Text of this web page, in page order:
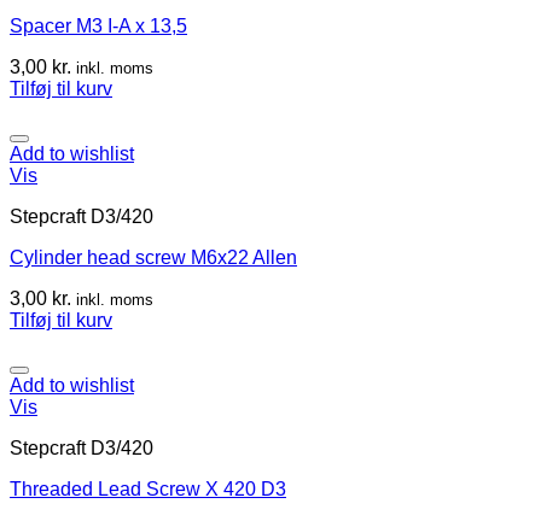
Spacer M3 I-A x 13,5
3,00 kr. inkl. moms
Tilføj til kurv
Add to wishlist
Vis
Stepcraft D3/420
Cylinder head screw M6x22 Allen
3,00 kr. inkl. moms
Tilføj til kurv
Add to wishlist
Vis
Stepcraft D3/420
Threaded Lead Screw X 420 D3